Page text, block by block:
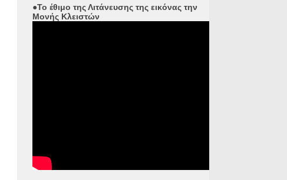
●Το έθιμο της Λιτάνευσης της εικόνας την
Μονής Κλειστών